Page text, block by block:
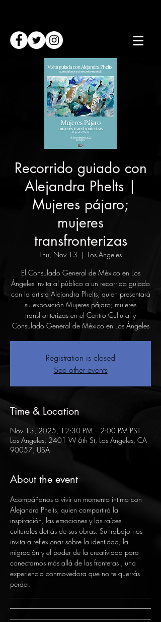
Recorrido guiado con
Alejandra Phelts |
Mujeres pájaro;
mujeres
transfronterizas
Thu, Nov 13
  |
Los Angeles
El Consulado General de México en Los
Ángeles invita al público a un recorrido guiado
con la artista Alejandra Phelts, quien presentará
su exposición Mujeres pájaro; mujeres
transfronterizas en el Centro Cultural y
Consulado General de México en Los Ángeles
Registration is closed
See other events
Time & Location
Nov 13, 2025, 12:30 PM – 2:00 PM PST
Los Angeles, 2401 W 6th St, Los Angeles, CA
90057, USA
About the event
Acompáñanos a vivir un momento íntimo con
Alejandra Phelts, quien compartirá la
inspiración, las emociones y las raíces
culturales detrás de sus obras. Su trabajo nos
invita a reflexionar sobre la identidad, la
migración y el poder de la creatividad para
conectarnos más allá de las fronteras , una
experiencia conmovedora que no te querrás
perder.